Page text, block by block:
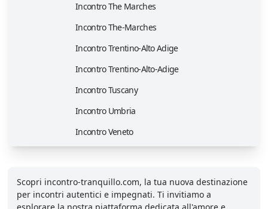
Incontro The Marches
Incontro The-Marches
Incontro Trentino-Alto Adige
Incontro Trentino-Alto-Adige
Incontro Tuscany
Incontro Umbria
Incontro Veneto
Scopri incontro-tranquillo.com, la tua nuova destinazione
per incontri autentici e impegnati. Ti invitiamo a